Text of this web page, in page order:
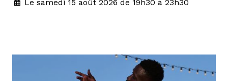
Le samedi 15 août 2026 de 19h30 à 23h30